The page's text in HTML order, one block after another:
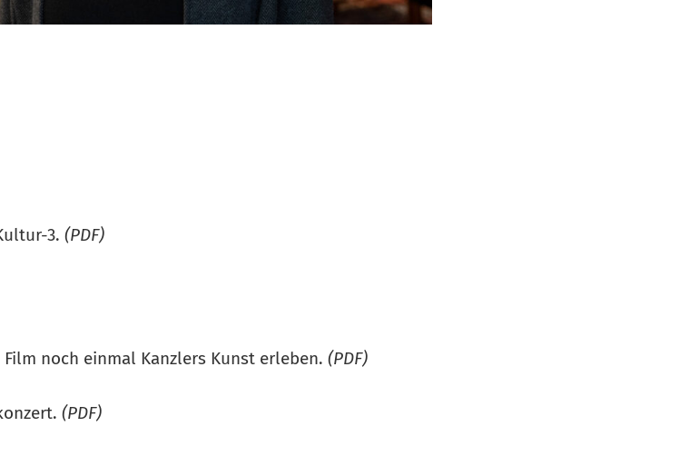
3. (PDF)
Film noch einmal Kanzlers Kunst erleben. (PDF)
(PDF)